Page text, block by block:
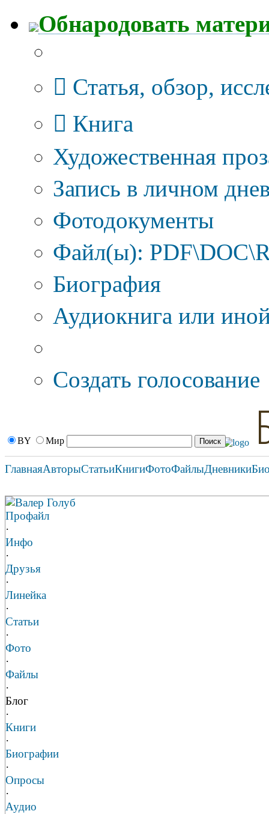
Обнародовать
Статья, обзор,
Книга
Художественная
Запись в личном
Фотодокументы
Файл(ы):
Биография
Аудиокнига или
Создать голосование
BY Мир
ГлавнаяАвторыСтатьиКнигиФотоФайлыДневники
Валер Голуб
Профайл
·
Инфо
·
Друзья
·
Линейка
·
Статьи
·
Фото
·
Файлы
·
Блог
·
Книги
·
Биографии
·
Опросы
·
Аудио